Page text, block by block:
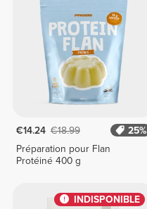
€14.24 €18.99
25%
Préparation pour Flan
Protéiné 400 g
INDISPONIBLE